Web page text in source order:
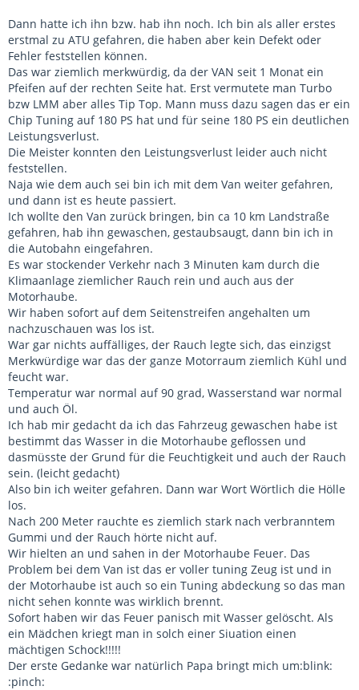
Dann hatte ich ihn bzw. hab ihn noch. Ich bin als aller erstes
erstmal zu ATU gefahren, die haben aber kein Defekt oder
Fehler feststellen können.
Das war ziemlich merkwürdig, da der VAN seit 1 Monat ein
Pfeifen auf der rechten Seite hat. Erst vermutete man Turbo
bzw LMM aber alles Tip Top. Mann muss dazu sagen das er ein
Chip Tuning auf 180 PS hat und für seine 180 PS ein deutlichen
Leistungsverlust.
Die Meister konnten den Leistungsverlust leider auch nicht
feststellen.
Naja wie dem auch sei bin ich mit dem Van weiter gefahren,
und dann ist es heute passiert.
Ich wollte den Van zurück bringen, bin ca 10 km Landstraße
gefahren, hab ihn gewaschen, gestaubsaugt, dann bin ich in
die Autobahn eingefahren.
Es war stockender Verkehr nach 3 Minuten kam durch die
Klimaanlage ziemlicher Rauch rein und auch aus der
Motorhaube.
Wir haben sofort auf dem Seitenstreifen angehalten um
nachzuschauen was los ist.
War gar nichts auffälliges, der Rauch legte sich, das einzigst
Merkwürdige war das der ganze Motorraum ziemlich Kühl und
feucht war.
Temperatur war normal auf 90 grad, Wasserstand war normal
und auch Öl.
Ich hab mir gedacht da ich das Fahrzeug gewaschen habe ist
bestimmt das Wasser in die Motorhaube geflossen und
dasmüsste der Grund für die Feuchtigkeit und auch der Rauch
sein. (leicht gedacht)
Also bin ich weiter gefahren. Dann war Wort Wörtlich die Hölle
los.
Nach 200 Meter rauchte es ziemlich stark nach verbranntem
Gummi und der Rauch hörte nicht auf.
Wir hielten an und sahen in der Motorhaube Feuer. Das
Problem bei dem Van ist das er voller tuning Zeug ist und in
der Motorhaube ist auch so ein Tuning abdeckung so das man
nicht sehen konnte was wirklich brennt.
Sofort haben wir das Feuer panisch mit Wasser gelöscht. Als
ein Mädchen kriegt man in solch einer Siuation einen
mächtigen Schock!!!!!
Der erste Gedanke war natürlich Papa bringt mich um:blink:
:pinch: